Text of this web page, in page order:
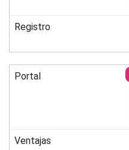
Registro
Portal
Ventajas